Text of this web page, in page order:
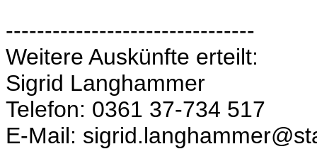
--------------------------------
Weitere Auskünfte erteilt:
Sigrid Langhammer
Telefon: 0361 37-734 517
E-Mail: